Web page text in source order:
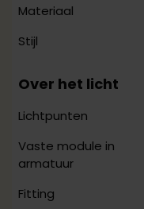
Materiaal
Stijl
Over het licht
Lichtpunten
Vaste module in
armatuur
Fitting